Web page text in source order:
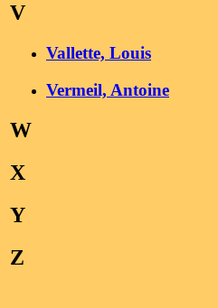
V
Vallette, Louis
Vermeil, Antoine
W
X
Y
Z